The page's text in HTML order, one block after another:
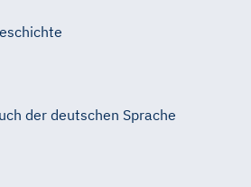
der deutschen Sprache